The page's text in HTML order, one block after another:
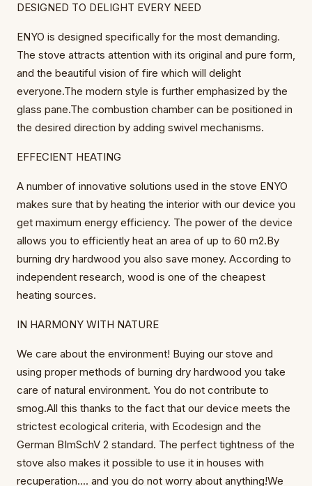
DESIGNED TO DELIGHT EVERY NEED
ENYO is designed specifically for the most demanding.
The stove attracts attention with its original and pure form,
and the beautiful vision of fire which will delight
everyone.The modern style is further emphasized by the
glass pane.The combustion chamber can be positioned in
the desired direction by adding swivel mechanisms.
EFFECIENT HEATING
A number of innovative solutions used in the stove ENYO
makes sure that by heating the interior with our device you
get maximum energy efficiency. The power of the device
allows you to efficiently heat an area of up to 60 m2.By
burning dry hardwood you also save money. According to
independent research, wood is one of the cheapest
heating sources.
IN HARMONY WITH NATURE
We care about the environment! Buying our stove and
using proper methods of burning dry hardwood you take
care of natural environment. You do not contribute to
smog.All this thanks to the fact that our device meets the
strictest ecological criteria, with Ecodesign and the
German BImSchV 2 standard. The perfect tightness of the
stove also makes it possible to use it in houses with
recuperation.... and you do not worry about anything!We